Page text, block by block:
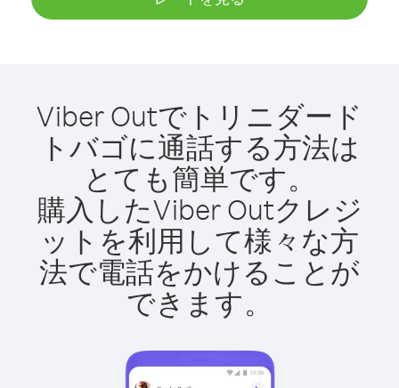
Viber Outでトリニダード
トバゴに通話する方法は
とても簡単です。
購入したViber Outクレジ
ットを利用して様々な方
法で電話をかけることが
できます。